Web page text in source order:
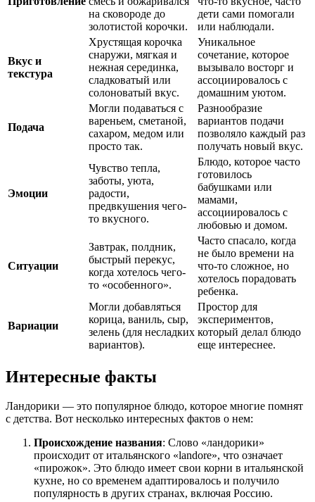
на сковороде до
золотистой корочки.
дети сами помогали
или наблюдали.
Вкус и
текстура
Хрустящая корочка
снаружи, мягкая и
нежная серединка,
сладковатый или
солоноватый вкус.
Уникальное
сочетание, которое
вызывало восторг и
ассоциировалось с
домашним уютом.
Подача
Могли подаваться с
вареньем, сметаной,
сахаром, медом или
просто так.
Разнообразие
вариантов подачи
позволяло каждый раз
получать новый вкус.
Эмоции
Чувство тепла,
заботы, уюта,
радости,
предвкушения чего-
то вкусного.
Блюдо, которое часто
готовилось
бабушками или
мамами,
ассоциировалось с
любовью и домом.
Ситуации
Завтрак, полдник,
быстрый перекус,
когда хотелось чего-
то «особенного».
Часто спасало, когда
не было времени на
что-то сложное, но
хотелось порадовать
ребенка.
Вариации
Могли добавляться
корица, ваниль, сыр,
зелень (для несладких
вариантов).
Простор для
экспериментов,
который делал блюдо
еще интереснее.
Интересные факты
Ландорики — это популярное блюдо, которое многие помнят
с детства. Вот несколько интересных фактов о нем:
Происхождение названия: Слово «ландорики»
происходит от итальянского «landore», что означает
«пирожок». Это блюдо имеет свои корни в итальянской
кухне, но со временем адаптировалось и получило
популярность в других странах, включая Россию.